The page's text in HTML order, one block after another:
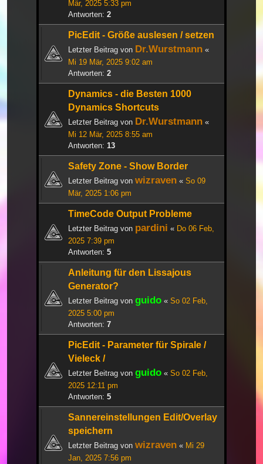
Mär, 2025 5:33 pm
Antworten: 2
PicEdit - Größe auslesen / setzen
Letzter Beitrag von Dr.Wurstmann «
Mi 19 Mär, 2025 9:02 am
Antworten: 2
Dynamics - die Besten 1000
Dynamics Shortcuts
Letzter Beitrag von Dr.Wurstmann «
Mi 12 Mär, 2025 8:55 am
Antworten: 13
Safety Zone - Show Border
Letzter Beitrag von wizraven « So 09
Mär, 2025 1:06 pm
TimeCode Output Probleme
Letzter Beitrag von pardini « Do 06 Feb,
2025 7:39 pm
Antworten: 5
Anleitung für den Lissajous
Generator?
Letzter Beitrag von guido « So 02 Feb,
2025 5:00 pm
Antworten: 7
PicEdit - Parameter für Spirale /
Vieleck /
Letzter Beitrag von guido « So 02 Feb,
2025 12:11 pm
Antworten: 5
Sannereinstellungen Edit/Overlay
speichern
Letzter Beitrag von wizraven « Mi 29
Jan, 2025 7:56 pm